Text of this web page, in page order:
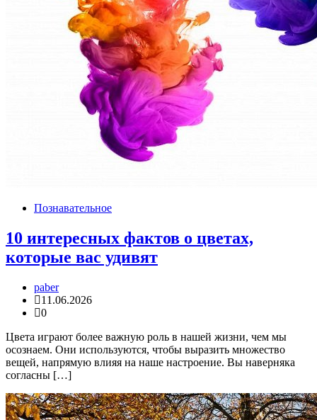
Познавательное
10 интересных фактов о цветах,
которые вас удивят
paber
11.06.2026
0
Цвета играют более важную роль в нашей жизни, чем мы
осознаем. Они используются, чтобы выразить множество
вещей, напрямую влияя на наше настроение. Вы наверняка
согласны […]